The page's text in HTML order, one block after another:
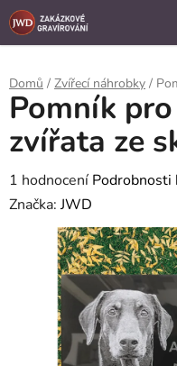
```
Přejít
na
Domů / Zvířecí náhrobky /
Pomník
zvířata ze
Průměrné
hodnocení
produktu
hvězdiček.
1 hodnocení Podrobnosti
Značka:JWD